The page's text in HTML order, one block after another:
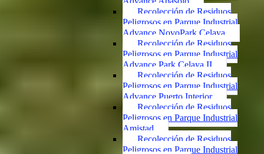
Recolección de Residuos
Peligrosos en Parque Industrial
Advance NovoPark Celaya
Recolección de Residuos
Peligrosos en Parque Industrial
Advance Park Celaya II
Recolección de Residuos
Peligrosos en Parque Industrial
Advance Puerto Interior
Recolección de Residuos
Peligrosos en Parque Industrial
Amistad
Recolección de Residuos
Peligrosos en Parque Industrial